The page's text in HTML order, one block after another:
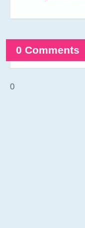
0 Comments
Comments are
0